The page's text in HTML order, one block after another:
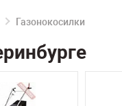
Газонокосилки